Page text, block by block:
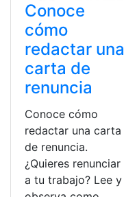
Conoce
cómo
redactar una
carta de
renuncia
Conoce cómo
redactar una carta
de renuncia.
¿Quieres renunciar
a tu trabajo? Lee y